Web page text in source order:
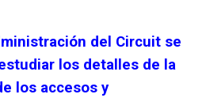
del Circuit se
los detalles de la
los accesos y